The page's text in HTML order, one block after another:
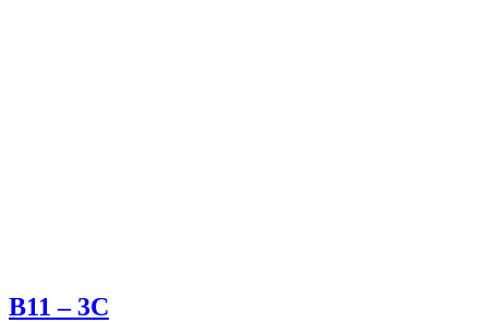
B11 – 3C